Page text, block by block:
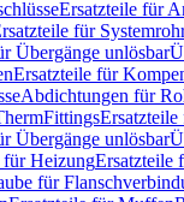
Ersatzteile für
für
Übergänge unlösbar
Ersatzteile für
Abdichtungen für
Fittings
Übergänge unlösbar
für HeizungErsatzteile
für